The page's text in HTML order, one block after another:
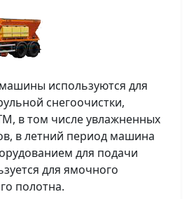
используются для
снегоочистки,
в том числе увлажненных
в летний период машина
для подачи
для ямочного
полотна.